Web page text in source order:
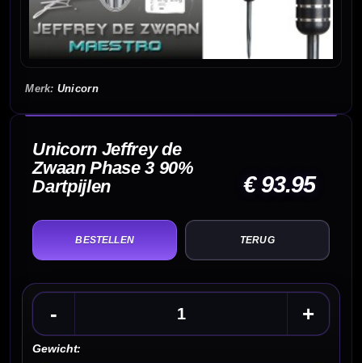
Unicorn
Unicorn Jeffrey de
Zwaan Phase 3 90%
Dartpijlen
€ 93.95
TERUG
- +
Gewicht: